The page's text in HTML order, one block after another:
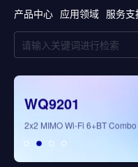
产品中心 应用领域 服务支
WQ9201
2x2 MIMO Wi-Fi 6+BT Combo